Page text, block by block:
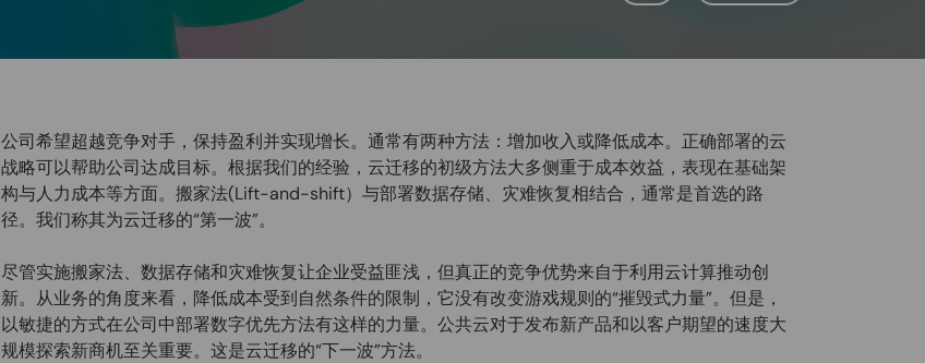
公司希望超越竞争对手，保持盈利并实现增长。通常有两种方法：增加收入或降低成本。正确部署的云
战略可以帮助公司达成目标。根据我们的经验，云迁移的初级方法大多侧重于成本效益，表现在基础架
构与人力成本等方面。搬家法(Lift-and-shift）与部署数据存储、灾难恢复相结合，通常是首选的路
径。我们称其为云迁移的“第一波”。
尽管实施搬家法、数据存储和灾难恢复让企业受益匪浅，但真正的竞争优势来自于利用云计算推动创
新。从业务的角度来看，降低成本受到自然条件的限制，它没有改变游戏规则的“摧毁式力量”。但是，
以敏捷的方式在公司中部署数字优先方法有这样的力量。公共云对于发布新产品和以客户期望的速度大
规模探索新商机至关重要。这是云迁移的“下一波”方法。